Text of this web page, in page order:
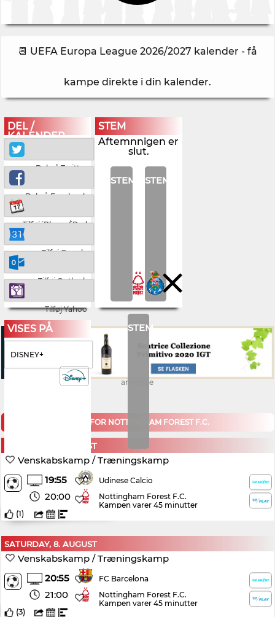
📆 UEFA Europa League 2026/2027 kalender - få
kampe direkte i din kalender.
DEL /
KALENDER
Del på Twitter
Del på Facebook
Tilføj iPhone/iPad
Tilføj Google
Tilføj Outlook
Tilføj Yahoo
STEM
Aftemnnigen er
slut.
STEM STEM
STEM
VISES PÅ
DISNEY+
annonce
KOMMENDE KAMPE FOR NOTTINGHAM FOREST F.C.
SATURDAY, 8. AUGUST
Venskabskamp / Træningskamp
19:55
20:00
Udinese Calcio
Nottingham Forest F.C.
Kampen varer 45 minutter
(1)
SATURDAY, 8. AUGUST
Venskabskamp / Træningskamp
20:55
21:00
FC Barcelona
Nottingham Forest F.C.
Kampen varer 45 minutter
(3)